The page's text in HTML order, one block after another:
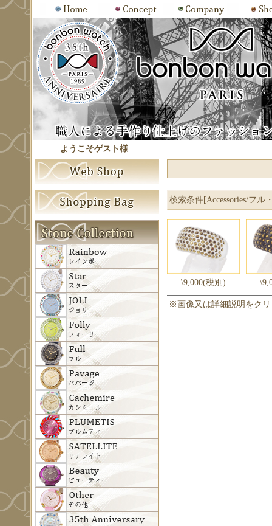
ようこそゲスト様
検索条件[Accessories/フル
\9,000(税別)
※画像又は詳細説明をク